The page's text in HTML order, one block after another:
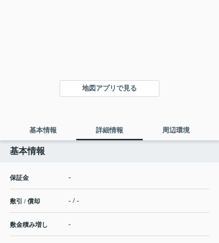
地図アプリで見る
基本情報 詳細情報 周辺環境
基本情報
保証金 -
敷引 / 償却 - / -
敷金積み増し -